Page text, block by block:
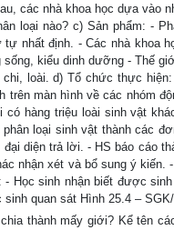
các nhà khoa học dựa vào
loại nào? c) Sản phẩm: -
nhất định. - Các nhà khoa
kiểu dinh dưỡng - Thế
loài. d) Tổ chức thực
màn hình về các nhóm
hàng triệu loài sinh vật
loại sinh vật thành các
diện trả lời. - HS báo cáo
nhận xét và bổ sung ý
Học sinh nhận biết được
quan sát Hình 25.4 –
thành mấy giới? Kể tên